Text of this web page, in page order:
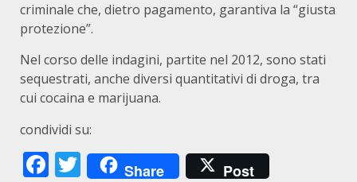
criminale che, dietro pagamento, garantiva la “giusta
protezione”.
Nel corso delle indagini, partite nel 2012, sono stati
sequestrati, anche diversi quantitativi di droga, tra
cui cocaina e marijuana.
condividi su:
Facebook
Twitter
Share Post